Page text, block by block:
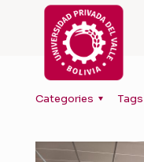
Categories Tags